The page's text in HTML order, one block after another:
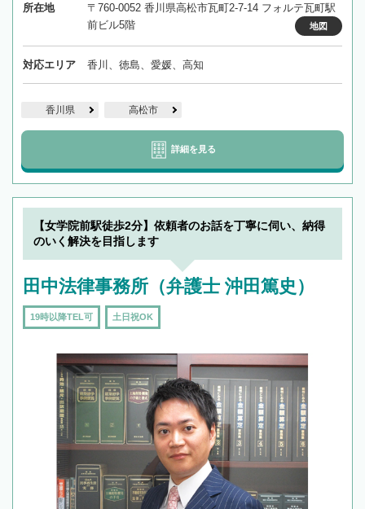
所在地
〒760-0052 香川県高松市瓦町2-7-14 フォルテ瓦町駅
前ビル5階
地図
対応エリア 香川、徳島、愛媛、高知
香川県 高松市
詳細を見る
【女学院前駅徒歩2分】依頼者のお話を丁寧に伺い、納得
のいく解決を目指します
田中法律事務所（弁護士 沖田篤史）
19時以降TEL可 土日祝OK